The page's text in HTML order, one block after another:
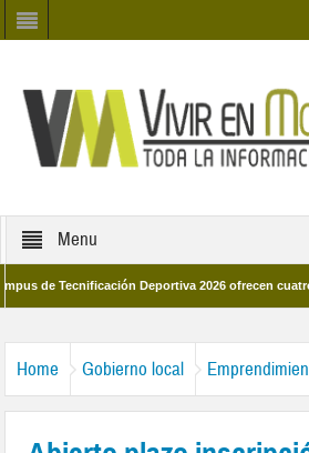
Menu
Tecnificación Deportiva 2026 ofrecen cuatro
Home Gobierno local